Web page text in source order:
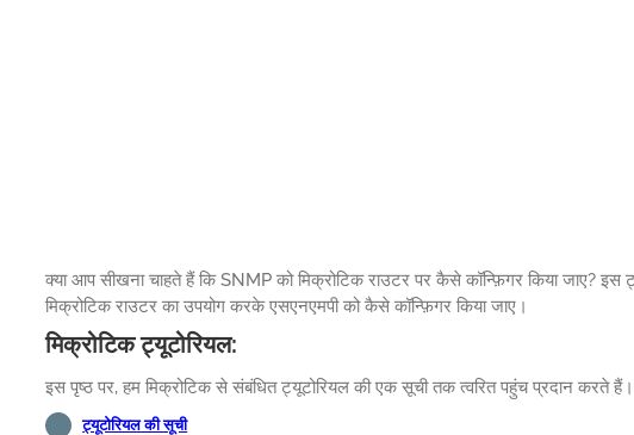
क्या आप सीखना चाहते हैं कि SNMP को मिक्रोटिक राउटर पर कैसे कॉन्फ़िगर किया जाए?
मिक्रोटिक राउटर का उपयोग करके एसएनएमपी को कैसे कॉन्फ़िगर किया जाए।
मिक्रोटिक ट्यूटोरियल:
इस पृष्ठ पर, हम मिक्रोटिक से संबंधित ट्यूटोरियल की एक सूची तक त्वरित पहुंच प्रदान करते हैं।
ट्यूटोरियल की सूची